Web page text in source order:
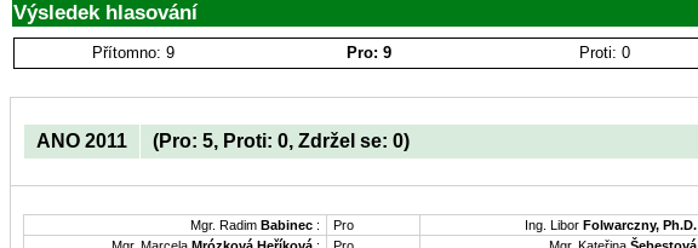
Výsledek hlasování
Přítomno: 9 Pro: 9 Proti: 0
ANO 2011 (Pro: 5, Proti: 0, Zdržel se: 0)
Mgr. Radim Babinec : Pro Ing. Libor Folwarczny, Ph.D.